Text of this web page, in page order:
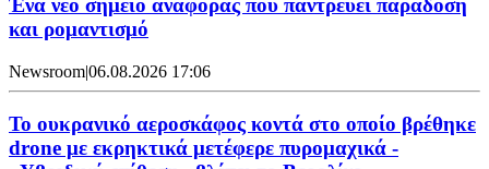
Ένα νέο σημείο αναφοράς που παντρεύει παράδοση
και ρομαντισμό
Newsroom|06.08.2026 17:06
Το ουκρανικό αεροσκάφος κοντά στο οποίο βρέθηκε
drone με εκρηκτικά μετέφερε πυρομαχικά -